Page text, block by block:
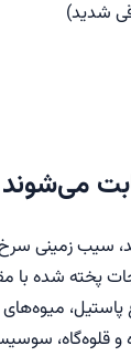
شدید)
می‌شوند
سیب زمینی
پخته شده
سوسیس،